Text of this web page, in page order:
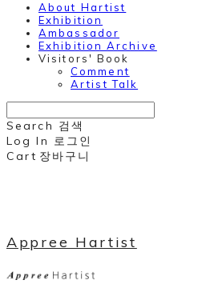
About Hartist
Exhibition
Ambassador
Exhibition Archive
Visitors' Book
Comment
Artist Talk
Search 검색
Log In 로그인
Cart 장바구니
Appree Hartist